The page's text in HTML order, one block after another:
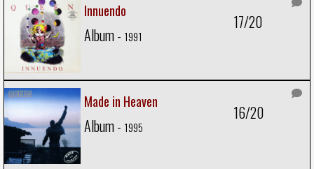
Innuendo
Album - 1991
17/20
Made in Heaven
Album - 1995
16/20